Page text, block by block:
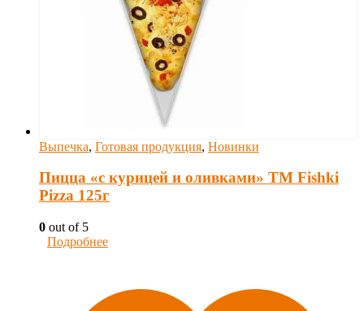
Выпечка, Готовая продукция, Новинки
Пицца «с курицей и оливками» ТM Fishki
Pizza 125г
0 out of 5
Подробнее